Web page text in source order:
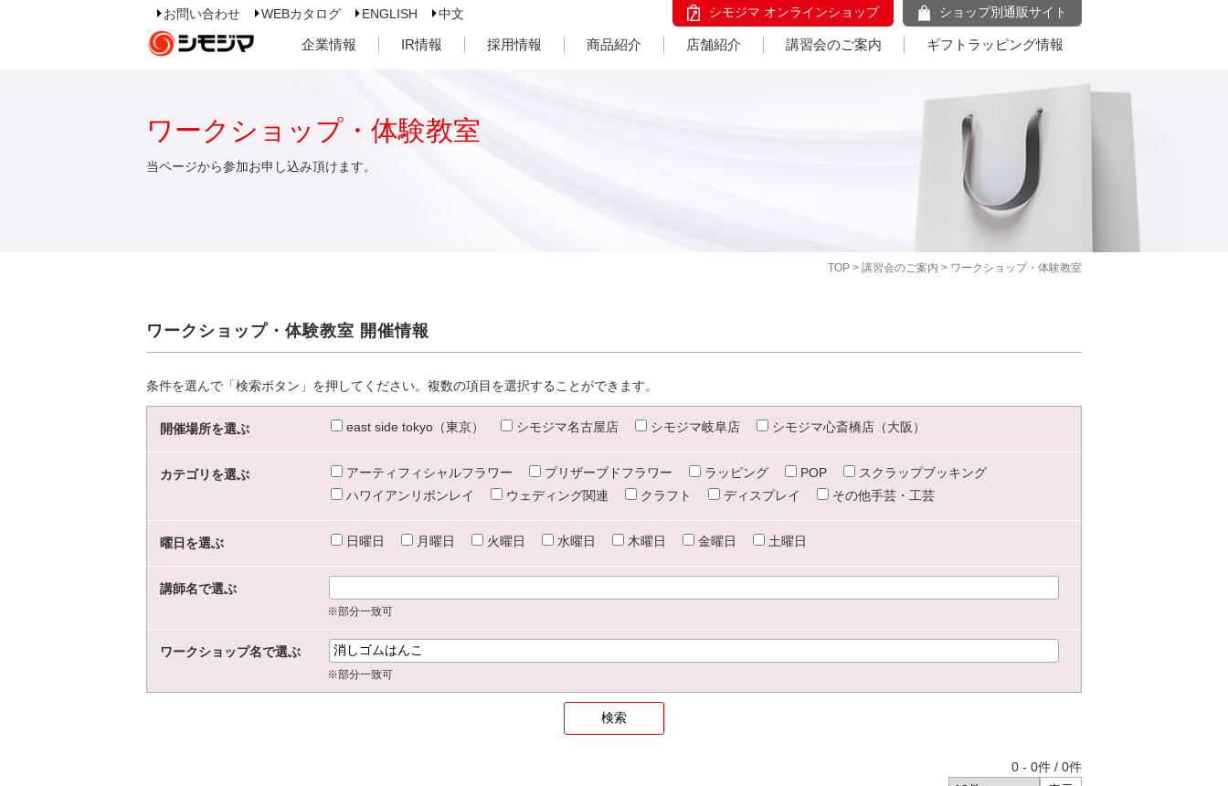
お問い合わせ WEBカタログ ENGLISH 中文 シモジマ オンラインショップ ショップ別通販サイト
企業情報 IR情報 採用情報 商品紹介 店舗紹介 講習会のご案内 ギフトラッピング情報
TOP > 講習会のご案内 > ワークショップ・体験教室
ワークショップ・体験教室
当ページから参加お申し込み頂けます。
ワークショップ・体験教室 開催情報
条件を選んで「検索ボタン」を押してください。複数の項目を選択することができます。
開催場所を選ぶ east side tokyo（東京） シモジマ名古屋店 シモジマ岐阜店 シモジマ心斎橋店（大阪）
カテゴリを選ぶ アーティフィシャルフラワー プリザーブドフラワー ラッピング POP
スクラップブッキング
ハワイアンリボンレイ
ウェディング関連 クラフト ディスプレイ その他手芸・工芸
曜日を選ぶ 日曜日 月曜日 火曜日 水曜日 木曜日 金曜日 土曜日
講師名で選ぶ
※部分一致可
ワークショップ名で選ぶ
※部分一致可
0 - 0件 / 0件